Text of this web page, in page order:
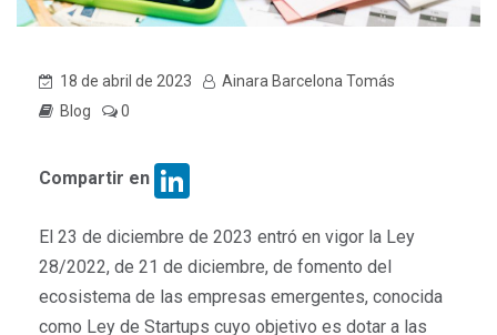
18 de abril de 2023
Ainara Barcelona Tomás
Blog
0
Compartir en
El 23 de diciembre de 2023 entró en vigor la Ley
28/2022, de 21 de diciembre, de fomento del
ecosistema de las empresas emergentes, conocida
como Ley de Startups cuyo objetivo es dotar a las